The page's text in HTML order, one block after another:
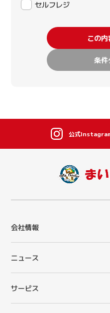
セルフレジ
この
条件
公式
会社情報
ニュース
サービス